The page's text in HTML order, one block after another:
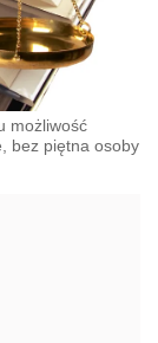
możliwość
bez piętna osoby